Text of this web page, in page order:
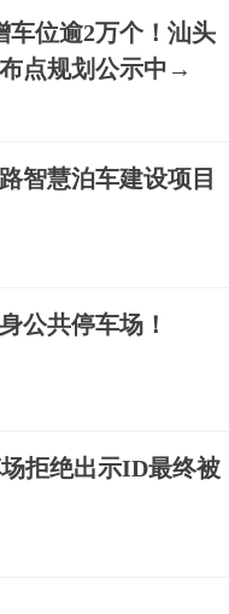
车位逾2万个！汕头
点规划公示中→
智慧泊车建设项目
公共停车场！
拒绝出示ID最终被